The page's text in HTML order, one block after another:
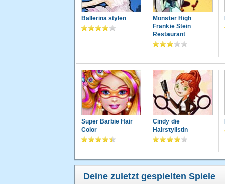
Ballerina stylen
Monster High
Frankie Stein
Restaurant
Super Barbie Hair
Color
Cindy die
Hairstylistin
Deine zuletzt gespielten Spiele